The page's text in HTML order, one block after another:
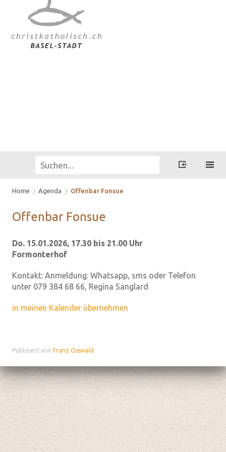
Home Agenda Offenbar Fonsue
Of­fen­bar Fon­sue
Do. 15.01.2026, 17.30 bis 21.00 Uhr
Formonterhof
Kontakt: Anmeldung: Whatsapp, sms oder Telefon
unter 079 384 68 66, Regina Sanglard
in meinen Kalender übernehmen
Publiziert von Franz Osswald